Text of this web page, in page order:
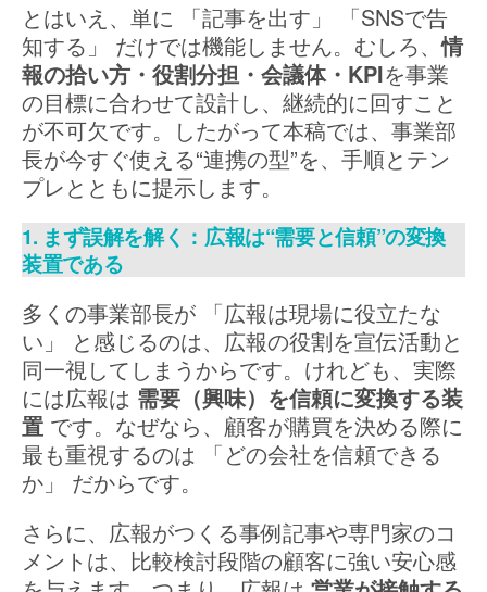
とはいえ、単に 「記事を出す」 「SNSで告
知する」 だけでは機能しません。むしろ、情
報の拾い方・役割分担・会議体・KPIを事業
の目標に合わせて設計し、継続的に回すこと
が不可欠です。したがって本稿では、事業部
長が今すぐ使える“連携の型”を、手順とテン
プレとともに提示します。
1. まず誤解を解く：広報は“需要と信頼”の変換
装置である
多くの事業部長が 「広報は現場に役立たな
い」 と感じるのは、広報の役割を宣伝活動と
同一視してしまうからです。けれども、実際
には広報は 需要（興味）を信頼に変換する装
置 です。なぜなら、顧客が購買を決める際に
最も重視するのは 「どの会社を信頼できる
か」 だからです。
さらに、広報がつくる事例記事や専門家のコ
メントは、比較検討段階の顧客に強い安心感